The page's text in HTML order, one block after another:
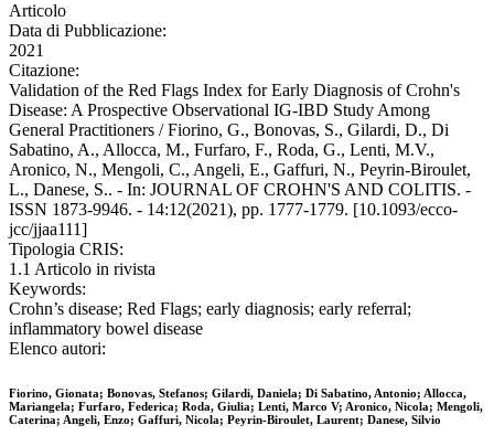
Articolo
Data di Pubblicazione:
2021
Citazione:
Validation of the Red Flags Index for Early Diagnosis of Crohn's
Disease: A Prospective Observational IG-IBD Study Among
General Practitioners / Fiorino, G., Bonovas, S., Gilardi, D., Di
Sabatino, A., Allocca, M., Furfaro, F., Roda, G., Lenti, M.V.,
Aronico, N., Mengoli, C., Angeli, E., Gaffuri, N., Peyrin-Biroulet,
L., Danese, S.. - In: JOURNAL OF CROHN'S AND COLITIS. -
ISSN 1873-9946. - 14:12(2021), pp. 1777-1779. [10.1093/ecco-
jcc/jjaa111]
Tipologia CRIS:
1.1 Articolo in rivista
Keywords:
Crohn’s disease; Red Flags; early diagnosis; early referral;
inflammatory bowel disease
Elenco autori:
Fiorino, Gionata; Bonovas, Stefanos; Gilardi, Daniela; Di Sabatino, Antonio; Allocca,
Mariangela; Furfaro, Federica; Roda, Giulia; Lenti, Marco V; Aronico, Nicola; Mengoli,
Caterina; Angeli, Enzo; Gaffuri, Nicola; Peyrin-Biroulet, Laurent; Danese, Silvio